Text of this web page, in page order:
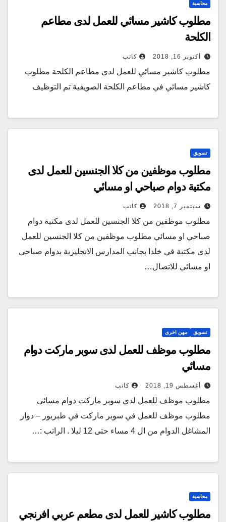
محاسبة
مطلوب كاشير مسائي للعمل لدى مطاعم
الكلحة
أكتوبر 16, 2018 كاتب
مطلوب كاشير مسائي للعمل لدى مطاعم الكلحة مطلوب
كاشير مسائي في مطاعم الكلحة الصويفية تم التوظيف
تسويق
مطلوب موظفين من كلا الجنسين للعمل لدى
مكتبة دوام صباحي او مسائي
سبتمبر 7, 2018 كاتب
مطلوب موظفين من كلا الجنسين للعمل لدى مكتبة دوام
صباحي او مسائي مطلوب موظفين من كلا الجنسين للعمل
لدى مكتبة في خلدا بجانب المدارس الانجليزية بدوام صباحي
او مسائي للاتصال…
تسويق مهن اخرى
مطلوب موظف للعمل لدى سوبر ماركت دوام
مسائي
أغسطس 19, 2018 كاتب
مطلوب موظف للعمل لدى سوبر ماركت دوام مسائي
مطلوب موظف للعمل في سوبر ماركت في طبربور – دوار
المشاغل الدوام من ال 4 مساء حتى 12 ليلا . الراتب :…
محاسبة
مطلوب كاشير للعمل لدى مطعم عربي افرنجي